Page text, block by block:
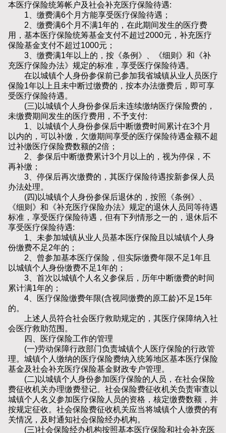
本医疗保险统筹帐户及社会补充医疗保险待遇:
1、缴费满6个月方能享受医疗保险待遇；
2、缴费满6个月不满1年的，在此期间发生的医疗费
用，基本医疗保险统筹基金支付不超过2000元，补充医疗
保险基金支付不超过1000元；
3、缴费满1年以上的，按《条例》、《细则》和《补
充医疗保险办法》规定的标准，享受医疗保险待遇。
在以城镇个人身份参保前已参加我省城镇从业人员医疗
保险1年以上且未中断过缴费的，按本办法缴费后，即可享
受医疗保险待遇。
(三)以城镇个人身份参保后未连续缴纳医疗保险费的，
未缴费期间发生的医疗费用，不予支付:
1、以城镇个人身份参保后中断缴费时间累计在3个月
以内的，可以补缴，欠缴期间享受的医疗保险待遇金额不超
过补缴医疗保险费数额的2倍；
2、参保后中断缴费累计3个月以上的，视为停保，不
再补缴；
3、停保后再次缴费的，其医疗保险待遇按新参保人员
办法处理。
(四)以城镇个人身份参保后退休的，按照《条例》、
《细则》和《补充医疗保险办法》规定的退休人员同等待遇
标准，享受医疗保险待遇，但有下列情形之一的，退休后不
享受医疗保险待遇:
1、未参加城镇从业人员基本医疗保险且以城镇个人身
份缴费不足2年的；
2、曾参加基本医疗保险，但实际缴费年限不足1年且
以城镇个人身份缴费不足1年的；
3、首次以城镇个人名义参保后，历年中断缴费的时间
累计满1年的；
4、医疗保险缴费年限(含视同缴费的原工龄)不足15年
的。
上述人员符合社会医疗救助规定的，其医疗保障纳入社
会医疗救助范围。
四、医疗保险工作的管理
(一)劳动保障行政部门负责城镇个人医疗保险的行政管
理。城镇个人缴纳的医疗保险费纳入统筹地区基本医疗保险
基金及社会补充医疗保险基金财政专户管理。
(二)以城镇个人身份参加医疗保险的人员，在社会保险
费征收机关办理缴费登记。社会保险费征收机关负责审查以
城镇个人名义参加医疗保险人员的资格，核定缴费数额，并
按规定征收。社会保险费征收机关应当将城镇个人缴费的有
关情况，及时通知社会保险经办机构。
(三)社会保险经办机构按照基本医疗保险和社会补充医